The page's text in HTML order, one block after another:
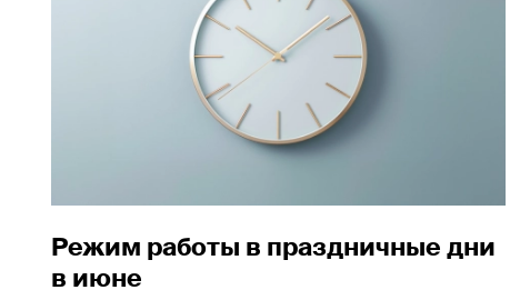
Режим работы в праздничные дни
в июне